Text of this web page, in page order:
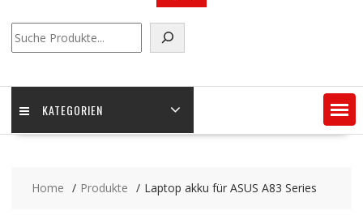
KATEGORIEN
Home Produkte Laptop akku für ASUS A83 Series